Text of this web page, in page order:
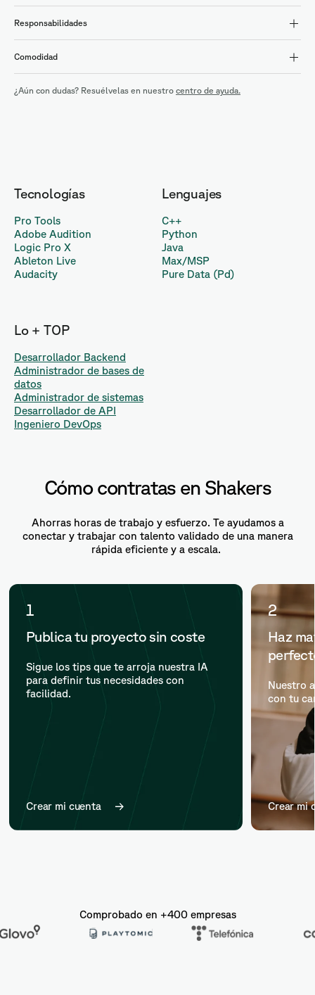
Responsabilidades
Comodidad
¿Aún con dudas? Resuélvelas en nuestro centro de ayuda.
Tecnologías
Pro Tools
Adobe Audition
Logic Pro X
Ableton Live
Audacity
Lenguajes
C++
Python
Java
Max/MSP
Pure Data (Pd)
Lo + TOP
Desarrollador Backend
Administrador de bases de
datos
Administrador de sistemas
Desarrollador de API
Ingeniero DevOps
Cómo contratas en Shakers
Ahorras horas de trabajo y esfuerzo. Te ayudamos a
conectar y trabajar con talento validado de una manera
rápida eficiente y a escala.
1
Publica tu proyecto sin coste
Sigue los tips que te arroja nuestra IA
para definir tus necesidades con
facilidad.
Crear mi cuenta
2
Haz
Nuestro
con tu
Crear mi
Comprobado en +400 empresas